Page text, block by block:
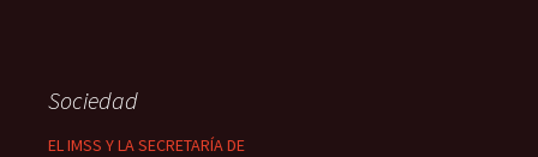
Sociedad
EL IMSS Y LA SECRETARÍA DE